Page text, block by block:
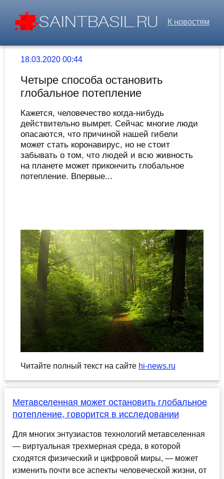
К новостям
18.03.2020 00:44
Четыре способа остановить
глобальное потепление
Кажется, человечество когда-нибудь
действительно вымрет. Сейчас многие люди
опасаются, что причиной нашей гибели
может стать коронавирус, но не стоит
забывать о том, что людей и всю живность
на планете может прикончить глобальное
потепление. Впервые...
Читайте полный текст на сайте hi-news.ru
Метавселенная может остановить глобальное
потепление, говорится в исследовании
Для многих энтузиастов технологий метавселенная
— виртуальная трехмерная среда, в которой
сходятся физический и цифровой миры, — может
изменить почти все аспекты человеческой жизни, от